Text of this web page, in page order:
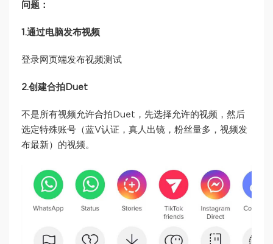
问题：
1.通过电脑发布视频
登录网页端发布视频测试
2.创建合拍Duet
不是所有视频允许合拍Duet，先选择允许的视频，然后
选定特殊账号（蓝V认证，真人出镜，粉丝量多，视频发
布最新）的视频。